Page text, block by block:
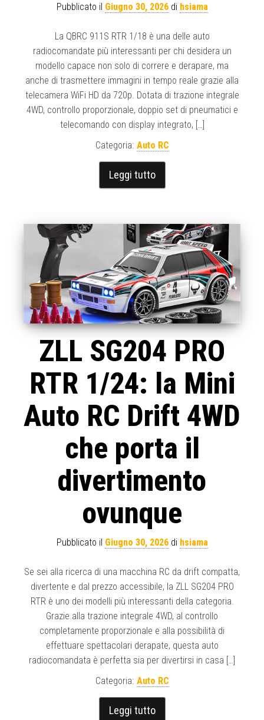
Pubblicato il Giugno 30, 2026di hsiama
La QBRC 911S RTR 1/18 è una delle auto
radiocomandate più interessanti per chi desidera un
modello capace non solo di correre e derapare, ma
anche di trasmettere immagini in tempo reale grazie alla
telecamera WiFi HD da 720p. Dotata di trazione integrale
4WD, controllo proporzionale, doppio set di pneumatici e
telecomando con display integrato, […]
Categoria: Auto RC
Leggi tutto
ZLL SG204 PRO
RTR 1/24: la Mini
Auto RC Drift 4WD
che porta il
divertimento
ovunque
Pubblicato il Giugno 30, 2026di hsiama
Se sei alla ricerca di una macchina RC da drift compatta,
divertente e dal prezzo accessibile, la ZLL SG204 PRO
RTR è uno dei modelli più interessanti della categoria.
Grazie alla trazione integrale 4WD, al controllo
completamente proporzionale e alla possibilità di
effettuare spettacolari derapate, questa auto
radiocomandata è perfetta sia per divertirsi in casa […]
Categoria: Auto RC
Leggi tutto